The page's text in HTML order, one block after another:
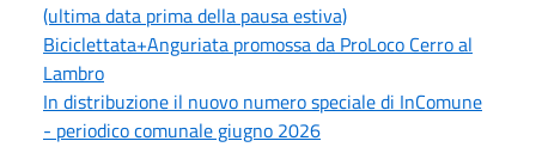
(ultima data prima della pausa estiva)
Biciclettata+Anguriata promossa da ProLoco Cerro al
Lambro
In distribuzione il nuovo numero speciale di InComune
- periodico comunale giugno 2026